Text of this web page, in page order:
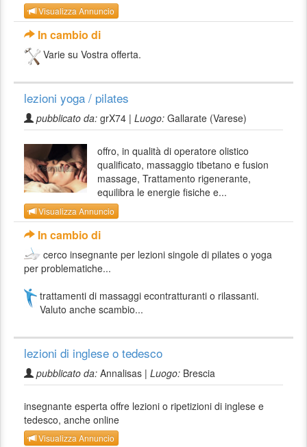
Visualizza Annuncio
In cambio di
Varie su Vostra offerta.
lezioni yoga / pilates
pubblicato da: grX74 | Luogo: Gallarate (Varese)
offro, in qualità di operatore olistico
qualificato, massaggio tibetano e fusion
massage, Trattamento rigenerante,
equilibra le energie fisiche e...
Visualizza Annuncio
In cambio di
cerco insegnante per lezioni singole di pilates o yoga
per problematiche...
trattamenti di massaggi econtratturanti o rilassanti.
Valuto anche scambio...
lezioni di inglese o tedesco
pubblicato da: Annalisas | Luogo: Brescia
insegnante esperta offre lezioni o ripetizioni di inglese e
tedesco, anche online
Visualizza Annuncio